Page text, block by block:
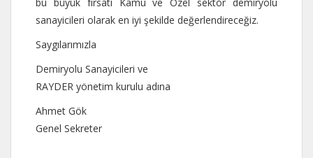
sanayicileri olarak en iyi şekilde değerlendireceğiz.
Saygılarımızla
Demiryolu Sanayicileri ve
RAYDER yönetim kurulu adına
Ahmet Gök
Genel Sekreter